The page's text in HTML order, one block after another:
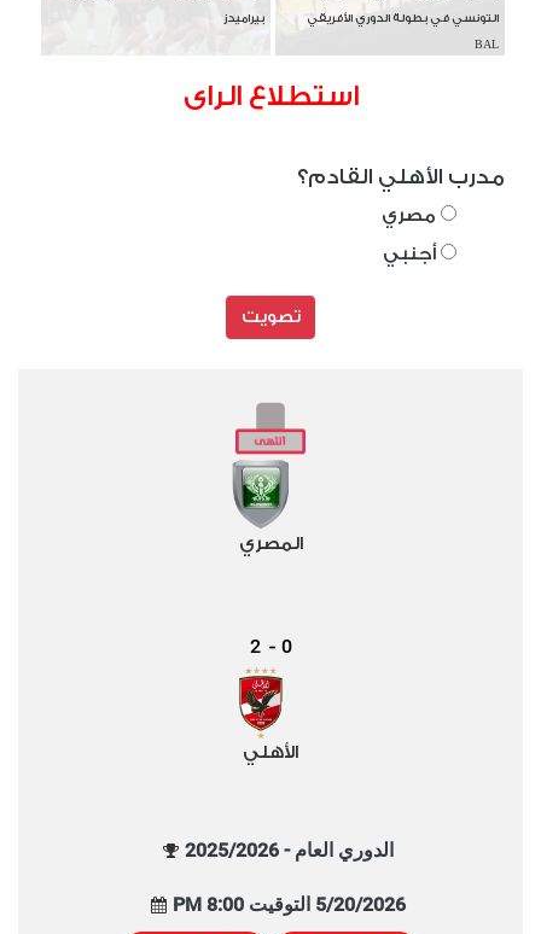
التونسي في بطولة الدوري الأفريقي
BAL
بيراميدز
استطلاع الراى
مدرب الأهلي القادم؟
مصري
أجنبي
تصويت
المصري
0
-
2
الأهلي
الدوري العام - 2025/2026
5/20/2026 التوقيت 8:00 PM